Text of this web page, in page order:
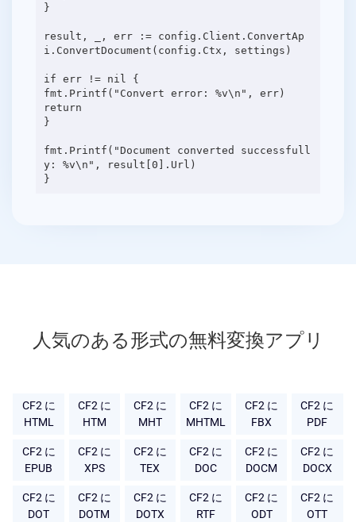
}
result, _, err := config.Client.ConvertAp
i.ConvertDocument(config.Ctx, settings)
if err != nil {
fmt.Printf("Convert error: %v\n", err)
return
}
fmt.Printf("Document converted successfull
y: %v\n", result[0].Url)
人気のある形式の無料変換アプリ
CF2 に
HTML
CF2 に
HTM
CF2 に
MHT
CF2 に
MHTML
CF2 に
FBX
CF2 に
PDF
CF2 に
EPUB
CF2 に
XPS
CF2 に
TEX
CF2 に
DOC
CF2 に
DOCM
CF2 に
DOCX
CF2 に
DOT
CF2 に
DOTM
CF2 に
DOTX
CF2 に
RTF
CF2 に
ODT
CF2 に
OTT